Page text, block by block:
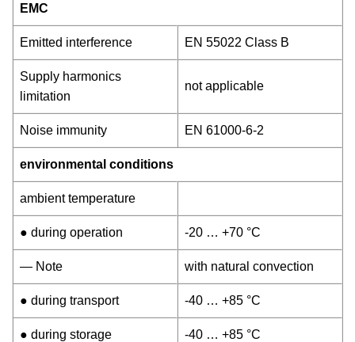
EMC
Emitted interference EN 55022 Class B
Supply harmonics
limitation
not applicable
Noise immunity EN 61000-6-2
environmental conditions
ambient temperature
● during operation -20 … +70 °C
— Note with natural convection
● during transport -40 … +85 °C
● during storage -40 … +85 °C